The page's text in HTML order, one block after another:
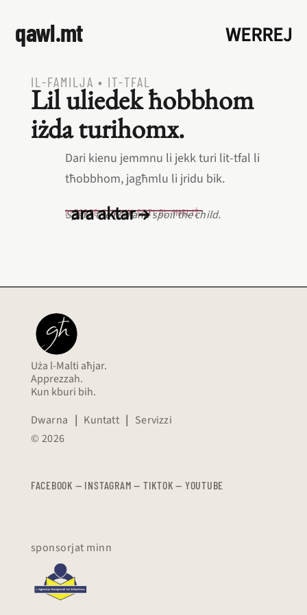
qawl.mt WERREJ
IL‑FAMILJA • IT‑TFAL
Lil uliedek ħobbhom
iżda turihomx.
Dari kienu jemmnu li jekk turi lit‑tfal li
tħobbhom, jagħmlu li jridu bik.
L‑EQREB EKWIVALENTI BL‑INGLIŻ
Spare the rod and spoil the child.
ara aktar →
Uża l-Malti aħjar.
Apprezzah.
Kun kburi bih.
Dwarna | Kuntatt | Servizzi
© 2026
FACEBOOK — INSTAGRAM — TIKTOK — YOUTUBE
sponsorjat minn